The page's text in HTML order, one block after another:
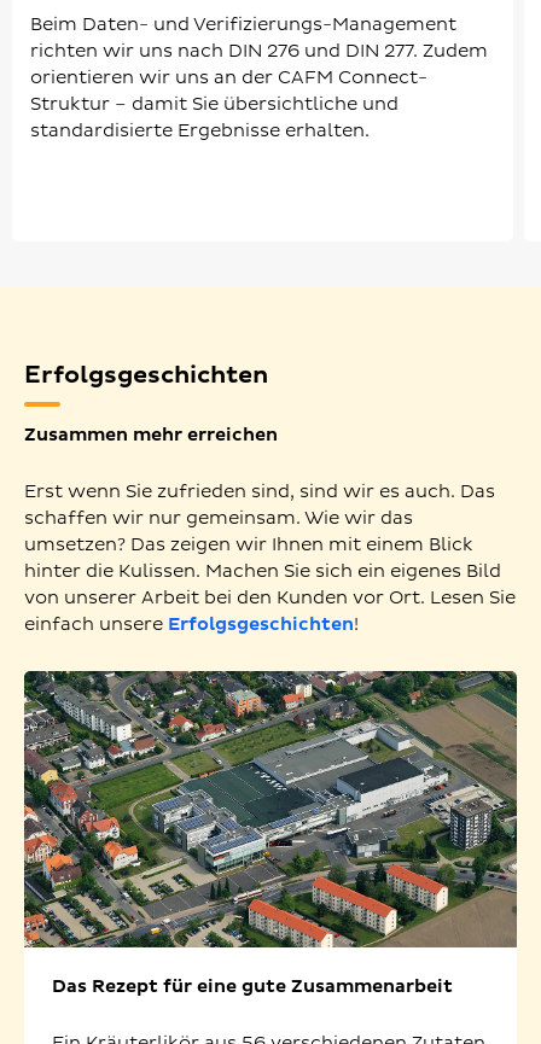
Beim Daten- und Verifizierungs-Management
richten wir uns nach DIN 276 und DIN 277. Zudem
orientieren wir uns an der CAFM Connect-
Struktur – damit Sie übersichtliche und
standardisierte Ergebnisse erhalten.
Das Rezept für eine gute Zusammenarbeit
Erfolgsgeschichten
Zusammen mehr erreichen
Erst wenn Sie zufrieden sind, sind wir es auch. Das
schaffen wir nur gemeinsam. Wie wir das
umsetzen? Das zeigen wir Ihnen mit einem Blick
hinter die Kulissen. Machen Sie sich ein eigenes Bild
von unserer Arbeit bei den Kunden vor Ort. Lesen Sie
einfach unsere Erfolgsgeschichten!